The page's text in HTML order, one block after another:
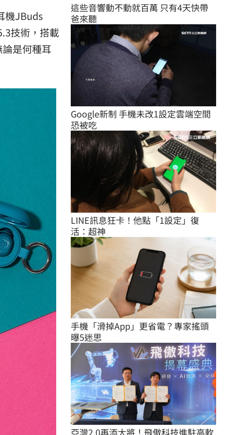
機JBuds
技術，搭載
是何種耳
這些音響動不動就百萬 只有4天快帶
爸來聽
Google新制 手機未改1設定雲端空間
恐被吃
LINE訊息狂卡！他點「1設定」復
活：超神
手機「滑掉App」更省電？專家搖頭
曝5迷思
亞灣2.0再添大將！飛傲科技進駐高軟